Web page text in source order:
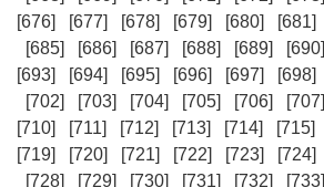
[676]
[677] [678] [679] [680] [681]
[685]
[686] [687] [688] [689] [690]
[693]
[694] [695] [696] [697] [698]
[702]
[703] [704] [705] [706] [707]
[710]
[711] [712] [713] [714] [715]
[719]
[720] [721] [722] [723] [724]
[728]
[729] [730] [731] [732] [733]